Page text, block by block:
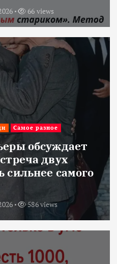
66 views
Самое разное
обсуждает
двух
сильнее самого
586 views